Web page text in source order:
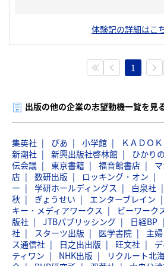
体験記の詳細はこ
1
出版の他の企業の志望動機一覧を見
集英社 ぴあ 小学館 ＫＡＤＯ
新潮社
新興出版社啓林館 ひかり
伝会議
東京書籍 福音館書店
店
数研出版 ロッキング・オン
ー
学研ホールディングス 白泉社
秋
ぎょうせい エンターブレイン
キー・メディアワークス
ビーワーク
版社
JTBパブリッシング 日経BP
社
スターツ出版 医学書院 主
ス通信社
日之出出版 旺文社
ティワン
NHK出版 リクルート北